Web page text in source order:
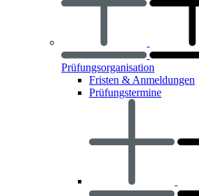
Prüfungsorganisation
Fristen & Anmeldungen
Prüfungstermine